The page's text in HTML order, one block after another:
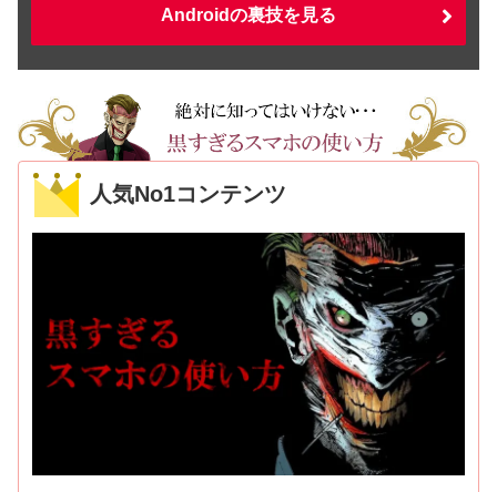
Androidの裏技を見る
人気No1コンテンツ